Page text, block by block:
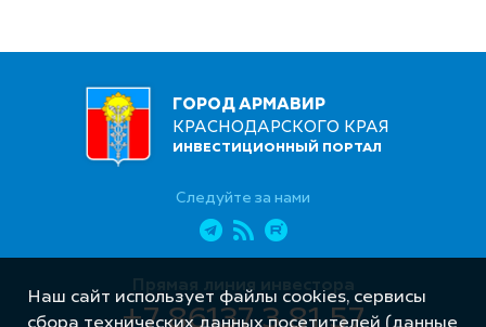
ГОРОД АРМАВИР
КРАСНОДАРСКОГО КРАЯ
ИНВЕСТИЦИОННЫЙ ПОРТАЛ
Следуйте за нами
Прямая линия инвестора
+7 86137 3 81 57
Наш сайт использует файлы cookies, сервисы